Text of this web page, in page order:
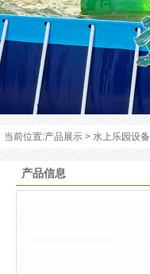
当前位置:产品展示 > 水上乐园设备
产品信息